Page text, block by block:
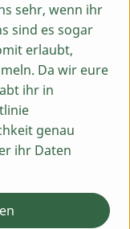
sehr, wenn ihr
sind es sogar
erlaubt,
Da wir eure
ihr in
genau
ihr Daten